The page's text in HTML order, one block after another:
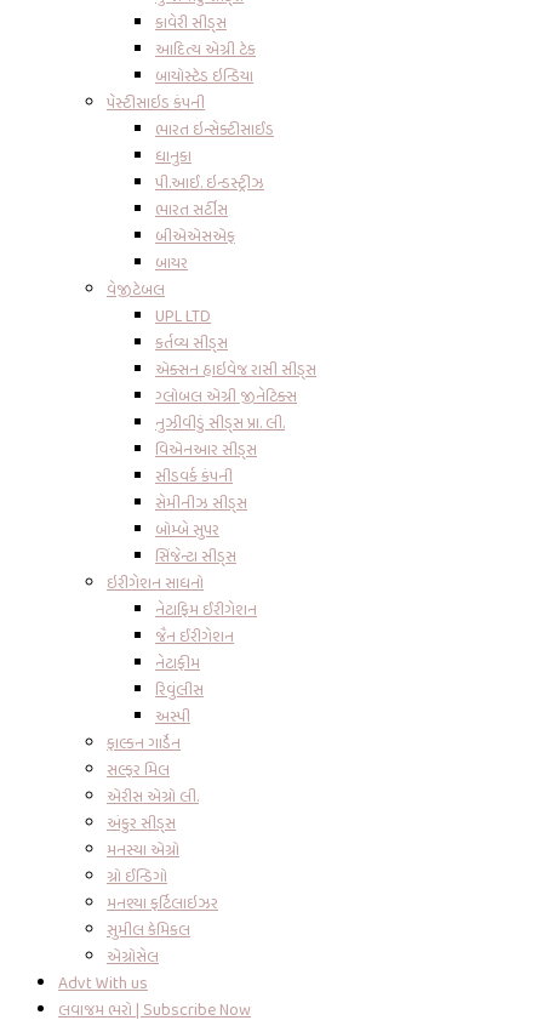
કાવેરી સીડ્સ
આદિત્ય એગ્રી ટેક
બાયોસ્ટેડ ઇન્ડિયા
પેસ્ટીસાઇડ કંપની
ભારત ઇન્સેક્ટીસાઈડ
ધાનુકા
પી.આઈ. ઇન્ડસ્ટ્રીઝ
ભારત સર્ટીસ
બીએએસએફ
બાયર
વેજીટેબલ
UPL LTD
કર્તવ્ય સીડ્સ
એક્સન હાઇવેજ રાસી સીડ્સ
ગ્લોબલ એગ્રી જીનેટિક્સ
નુઝીવીડું સીડ્સ પ્રા. લી.
વિએનઆર સીડ્સ
સીડવર્ક કંપની
સેમીનીઝ સીડ્સ
બોમ્બે સુપર
સિંજેન્ટા સીડ્સ
ઇરીગેશન સાધનો
નેટાફિમ ઈરીગેશન
જૈન ઈરીગેશન
નેટાફીમ
રિવુંલીસ
અસ્પી
ફાલ્કન ગાર્ડેન
સલ્ફર મિલ
એરીસ એગ્રો લી.
અંકુર સીડ્સ
મનસ્યા એગ્રો
ગ્રો ઈન્ડિગો
મનશ્યા ફર્ટિલાઇઝર
સુમીલ કેમિકલ
એગ્રોસેલ
Advt With us
લવાજમ ભરો | Subscribe Now